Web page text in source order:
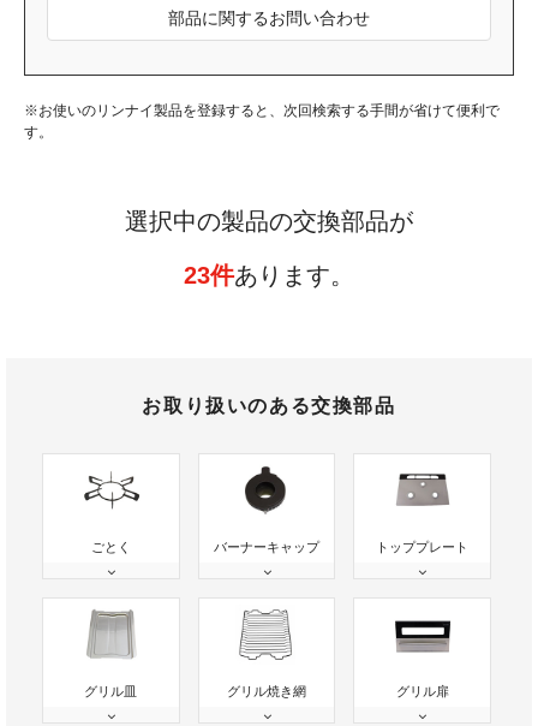
部品に関するお問い合わせ
※お使いのリンナイ製品を登録すると、次回検索する手間が省けて便利で
す。
選択中の製品の交換部品が
23件あります。
お取り扱いのある交換部品
ごとく バーナーキャップ トッププレート
グリル皿 グリル焼き網 グリル扉